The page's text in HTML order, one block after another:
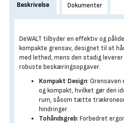
Beskrivelse Dokumenter
DeWALT tilbyder en effektiv og
kompakte grensav, designet til at
med lethed, mens den stadig
robuste beskæringsopgaver.
Kompakt Design:
og kompakt, hvilket gør den
rum, såsom tætte
hindringer.
Tohåndsgreb:Forbedret